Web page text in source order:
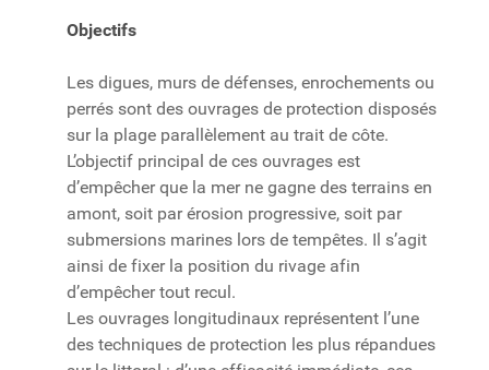
Objectifs
Les digues, murs de défenses, enrochements ou
perrés sont des ouvrages de protection disposés
sur la plage parallèlement au trait de côte.
L’objectif principal de ces ouvrages est
d’empêcher que la mer ne gagne des terrains en
amont, soit par érosion progressive, soit par
submersions marines lors de tempêtes. Il s’agit
ainsi de fixer la position du rivage afin
d’empêcher tout recul.
Les ouvrages longitudinaux représentent l’une
des techniques de protection les plus répandues